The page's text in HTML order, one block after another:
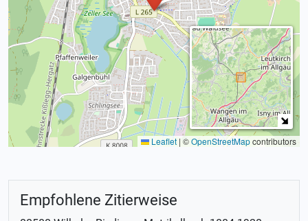
Leaflet | ©OpenStreetMapcontributors
Empfohlene Zitierweise